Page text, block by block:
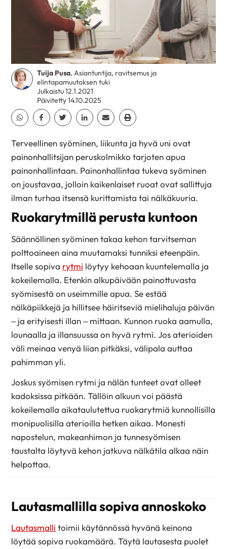
Tuija Pusa, Asiantuntija, ravitsemus ja
elintapamuutoksen tuki
Julkaistu 12.1.2021
Päivitetty 14.10.2025
Jaa Whatsapp
Jaa Facebook
Jaa TwitterJaa Linkedin
Jaa EmailJaa Print
Terveellinen syöminen, liikunta ja hyvä uni ovat
painonhallitsijan peruskolmikko tarjoten apua
painonhallintaan. Painonhallintaa tukeva syöminen
on joustavaa, jolloin kaikenlaiset ruoat ovat sallittuja
ilman turhaa itsensä kurittamista tai nälkäkuuria.
Ruokarytmillä perusta kuntoon
Säännöllinen syöminen takaa kehon tarvitseman
polttoaineen aina muutamaksi tunniksi eteenpäin.
Itselle sopiva rytmi löytyy kehoaan kuuntelemalla ja
kokeilemalla. Etenkin alkupäivään painottuvasta
syömisestä on useimmille apua. Se estää
nälkäpiikkejä ja hillitsee häiritseviä mielihaluja päivän
– ja erityisesti illan – mittaan. Kunnon ruoka aamulla,
lounaalla ja illansuussa on hyvä rytmi. Jos aterioiden
väli meinaa venyä liian pitkäksi, välipala auttaa
pahimman yli.
Joskus syömisen rytmi ja nälän tunteet ovat olleet
kadoksissa pitkään. Tällöin alkuun voi päästä
kokeilemalla aikataulutettua ruokarytmiä kunnollisilla
monipuolisilla aterioilla hetken aikaa. Monesti
napostelun, makeanhimon ja tunnesyömisen
taustalta löytyvä kehon jatkuva nälkätila alkaa näin
helpottaa.
Lautasmallilla sopiva annoskoko
Lautasmalli toimii käytännössä hyvänä keinona
löytää sopiva ruokamäärä. Täytä lautasesta puolet